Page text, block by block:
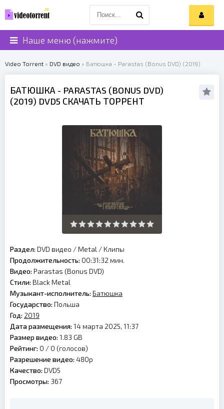
Наше меню (нажмите)
Video Torrent » DVD видео » Батюшка - Parastas (Bonus DVD) (2019)
БАТЮШКА - PARASTAS (BONUS DVD)
(2019) DVD5 СКАЧАТЬ ТОРРЕНТ
Раздел: DVD видео / Metal / Клипы
Продолжительность: 00:31:32 мин.
Видео: Parastas (Bonus DVD)
Стили: Black Metal
Музыкант-исполнитель: Батюшка
Государство: Польша
Год: 2019
Дата размещения: 14 марта 2025, 11:37
Размер видео: 1.83 GB
Рейтинг: 0 / 0 (голосов)
Разрешение видео: 480p
Качество: DVD5
Просмотры: 367